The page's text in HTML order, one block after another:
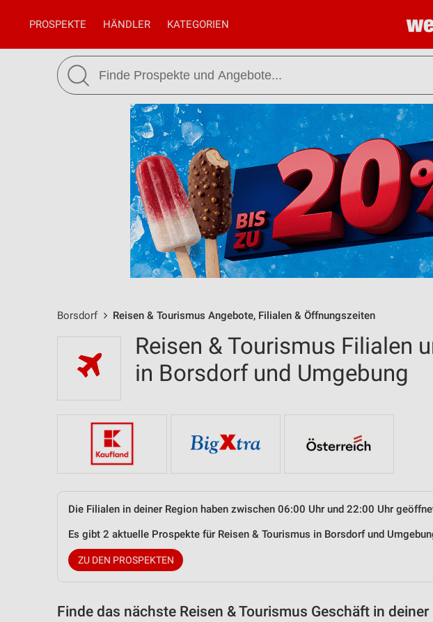
PROSPEKTE HÄNDLER KATEGORIEN
Borsdorf Reisen & Tourismus Angebote, Filialen & Öffnungszeiten
Reisen & Tourismus Filialen
in Borsdorf und Umgebung
Die Filialen in deiner Region haben zwischen 06:00 Uhr und 22:00 Uhr
Es gibt 2 aktuelle Prospekte für Reisen & Tourismus in Borsdorf und
ZU DEN PROSPEKTEN
Finde das nächste Reisen & Tourismus Geschäft in deiner